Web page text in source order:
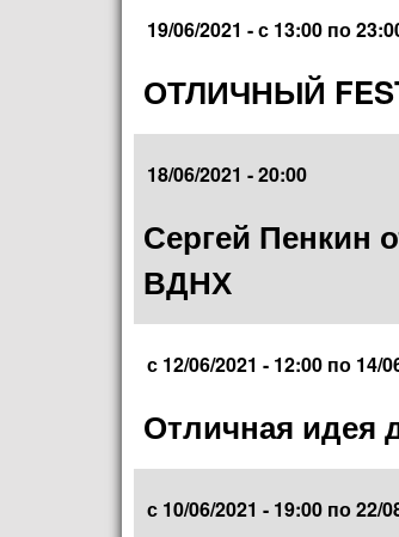
19/06/2021 -с 13:00 по
ОТЛИЧНЫЙ
18/06/2021 - 20:00
Сергей Пенкин
ВДНХ
с 12/06/2021 - 12:00 по 14/
Отличная идея
с 10/06/2021 - 19:00 по22/